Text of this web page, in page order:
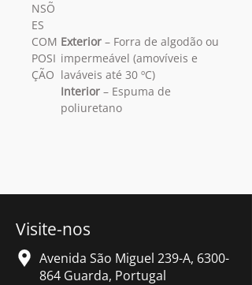
NSÕ
ES
COM
POSI
ÇÃO
Exterior – Forra de algodão ou
impermeável (amovíveis e
laváveis até 30 ºC)
Interior – Espuma de
poliuretano
Visite-nos
Avenida São Miguel 239-A, 6300-
864 Guarda, Portugal